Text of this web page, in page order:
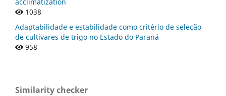
1038
Adaptabilidade e estabilidade como critério de seleção
de cultivares de trigo no Estado do Paraná
958
Similarity checker